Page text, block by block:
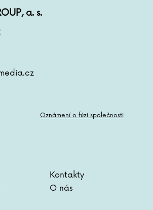
a. s.
Oznámení o fúzi společnosti
Kontakty
O nás